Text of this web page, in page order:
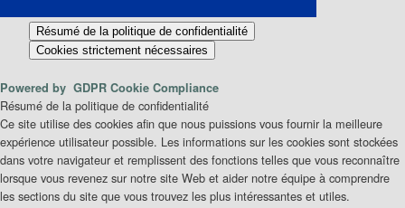
Résumé de la politique de confidentialité
Cookies strictement nécessaires
Powered by GDPR Cookie Compliance
Résumé de la politique de confidentialité
Ce site utilise des cookies afin que nous puissions vous fournir la meilleure
expérience utilisateur possible. Les informations sur les cookies sont stockées
dans votre navigateur et remplissent des fonctions telles que vous reconnaître
lorsque vous revenez sur notre site Web et aider notre équipe à comprendre
les sections du site que vous trouvez les plus intéressantes et utiles.